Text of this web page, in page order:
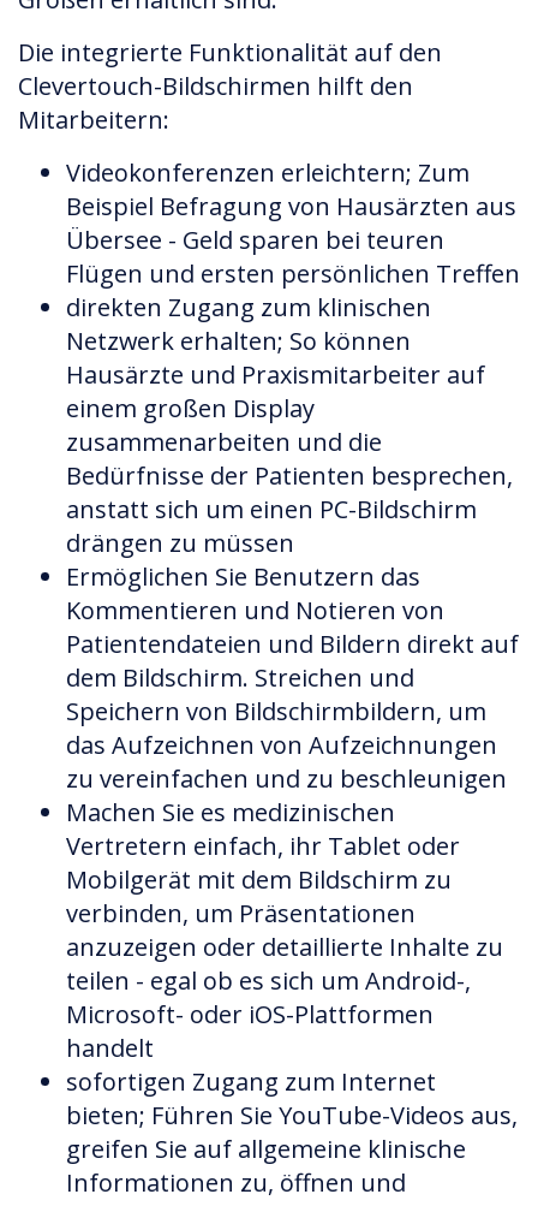
Die integrierte Funktionalität auf den
Clevertouch-Bildschirmen hilft den
Mitarbeitern:
Videokonferenzen erleichtern; Zum
Beispiel Befragung von Hausärzten aus
Übersee - Geld sparen bei teuren
Flügen und ersten persönlichen Treffen
direkten Zugang zum klinischen
Netzwerk erhalten; So können
Hausärzte und Praxismitarbeiter auf
einem großen Display
zusammenarbeiten und die
Bedürfnisse der Patienten besprechen,
anstatt sich um einen PC-Bildschirm
drängen zu müssen
Ermöglichen Sie Benutzern das
Kommentieren und Notieren von
Patientendateien und Bildern direkt auf
dem Bildschirm. Streichen und
Speichern von Bildschirmbildern, um
das Aufzeichnen von Aufzeichnungen
zu vereinfachen und zu beschleunigen
Machen Sie es medizinischen
Vertretern einfach, ihr Tablet oder
Mobilgerät mit dem Bildschirm zu
verbinden, um Präsentationen
anzuzeigen oder detaillierte Inhalte zu
teilen - egal ob es sich um Android-,
Microsoft- oder iOS-Plattformen
handelt
sofortigen Zugang zum Internet
bieten; Führen Sie YouTube-Videos aus,
greifen Sie auf allgemeine klinische
Informationen zu, öffnen und